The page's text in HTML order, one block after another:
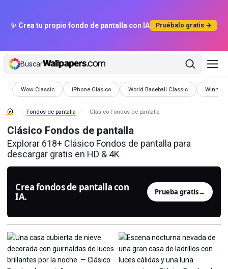
✨ Crea tu propio fondo de pantalla con IA Pruébalo gratis →
Buscar
Wow Classic
Fondos de pantalla iPhone Clásico
Fondos de pantalla World Baseball Classic
Fondos de pantalla Winnie
Fondos
Fondos de pantalla Clásico Fondos de pantalla
Clásico Fondos de pantalla
Explorar 618+ Clásico Fondos de pantalla para
descargar gratis en HD & 4K
Crea fondos de pantalla con
IA.
Prueba gratis→